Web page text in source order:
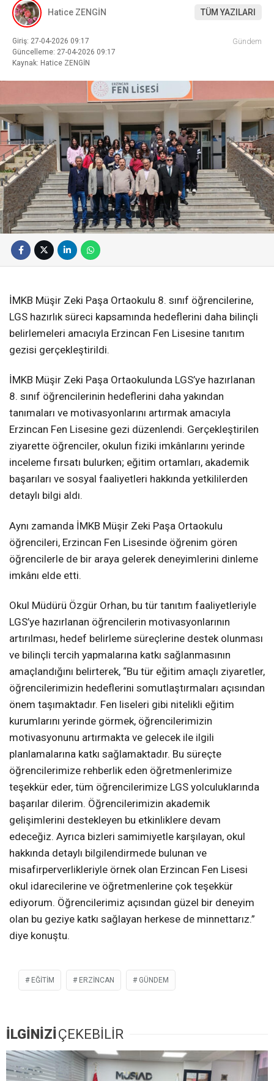
Hatice ZENGİN TÜM YAZILARI
Giriş: 27-04-2026 09:17
Güncelleme: 27-04-2026 09:17
Kaynak: Hatice ZENGİN
Gündem
İMKB Müşir Zeki Paşa Ortaokulu 8. sınıf öğrencilerine,
LGS hazırlık süreci kapsamında hedeflerini daha bilinçli
belirlemeleri amacıyla Erzincan Fen Lisesine tanıtım
gezisi gerçekleştirildi.
İMKB Müşir Zeki Paşa Ortaokulunda LGS’ye hazırlanan
8. sınıf öğrencilerinin hedeflerini daha yakından
tanımaları ve motivasyonlarını artırmak amacıyla
Erzincan Fen Lisesine gezi düzenlendi. Gerçekleştirilen
ziyarette öğrenciler, okulun fiziki imkânlarını yerinde
inceleme fırsatı bulurken; eğitim ortamları, akademik
başarıları ve sosyal faaliyetleri hakkında yetkililerden
detaylı bilgi aldı.
Aynı zamanda İMKB Müşir Zeki Paşa Ortaokulu
öğrencileri, Erzincan Fen Lisesinde öğrenim gören
öğrencilerle de bir araya gelerek deneyimlerini dinleme
imkânı elde etti.
Okul Müdürü Özgür Orhan, bu tür tanıtım faaliyetleriyle
LGS’ye hazırlanan öğrencilerin motivasyonlarının
artırılması, hedef belirleme süreçlerine destek olunması
ve bilinçli tercih yapmalarına katkı sağlanmasının
amaçlandığını belirterek, “Bu tür eğitim amaçlı ziyaretler,
öğrencilerimizin hedeflerini somutlaştırmaları açısından
önem taşımaktadır. Fen liseleri gibi nitelikli eğitim
kurumlarını yerinde görmek, öğrencilerimizin
motivasyonunu artırmakta ve gelecek ile ilgili
planlamalarına katkı sağlamaktadır. Bu süreçte
öğrencilerimize rehberlik eden öğretmenlerimize
teşekkür eder, tüm öğrencilerimize LGS yolculuklarında
başarılar dilerim. Öğrencilerimizin akademik
gelişimlerini destekleyen bu etkinliklere devam
edeceğiz. Ayrıca bizleri samimiyetle karşılayan, okul
hakkında detaylı bilgilendirmede bulunan ve
misafirperverlikleriyle örnek olan Erzincan Fen Lisesi
okul idarecilerine ve öğretmenlerine çok teşekkür
ediyorum. Öğrencilerimiz açısından güzel bir deneyim
olan bu geziye katkı sağlayan herkese de minnettarız.”
diye konuştu.
EĞITIM ERZİNCAN GÜNDEM
İLGİNİZİÇEKEBİLİR